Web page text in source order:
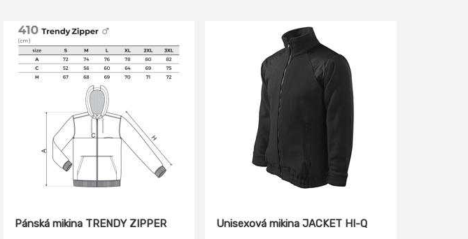
Pánská mikina TRENDY ZIPPER Unisexová mikina JACKET HI-Q